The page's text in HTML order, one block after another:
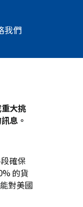
我們
大挑
息。
確保
的貨
對美國